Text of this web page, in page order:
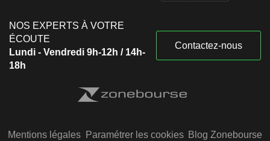
NOS EXPERTS À VOTRE
ÉCOUTE
Lundi - Vendredi 9h-12h / 14h-
18h
Contactez-nous
Mentions légales Paramétrer les cookies Blog Zonebourse